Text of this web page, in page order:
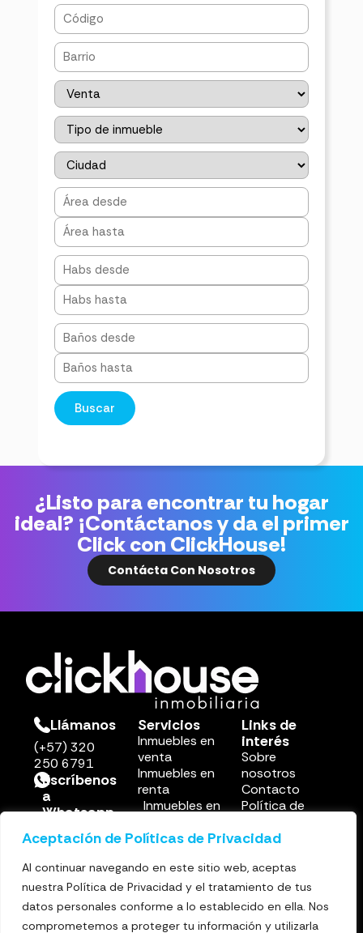
Aceptación de Políticas de Privacidad
Al continuar navegando en este sitio web, aceptas
nuestra Política de Privacidad y el tratamiento de tus
datos personales conforme a lo establecido en ella. Nos
comprometemos a proteger tu información y utilizarla
Buscar
¿Listo para encontrar tu hogar
ideal? ¡Contáctanos y da el primer
Click con ClickHouse!
Contácta Con Nosotros
Llámanos
(+57) 320
250 6791
Escríbenos
a
Whatsapp
250 6791
Email
info@clickhouse.com
Servicios
Inmuebles en
venta
Inmuebles en
renta
Inmuebles en
Otros
Links de
interés
Sobre
nosotros
Contacto
Política de